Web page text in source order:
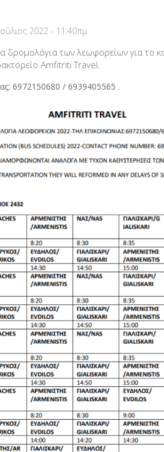
2022 - 11:40πμ
δρομολόγια των λεωφορείων για το
Amfitriti Travel.
6972150680 / 6939405565 .